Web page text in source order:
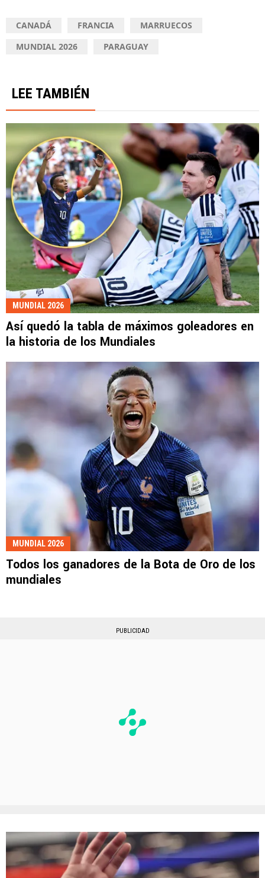
CANADÁ FRANCIA
MARRUECOS
MUNDIAL 2026
PARAGUAY
LEE TAMBIÉN
MUNDIAL 2026
Así quedó la tabla de máximos goleadores en
la historia de los Mundiales
MUNDIAL 2026
Todos los ganadores de la Bota de Oro de los
mundiales
PUBLICIDAD